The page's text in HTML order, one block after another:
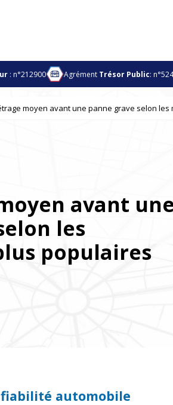
: n°212900 Agrément Trésor Public:
moyen avant une panne grave selon
avant
les
populaires
fiabilité automobile